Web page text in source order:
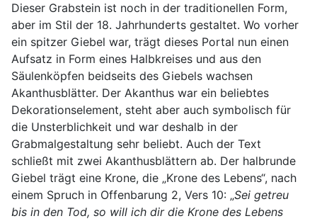
Dieser Grabstein ist noch in der traditionellen Form,
aber im Stil der 18. Jahrhunderts gestaltet. Wo vorher
ein spitzer Giebel war, trägt dieses Portal nun einen
Aufsatz in Form eines Halbkreises und aus den
Säulenköpfen beidseits des Giebels wachsen
Akanthusblätter. Der Akanthus war ein beliebtes
Dekorationselement, steht aber auch symbolisch für
die Unsterblichkeit und war deshalb in der
Grabmalgestaltung sehr beliebt. Auch der Text
schließt mit zwei Akanthusblättern ab. Der halbrunde
Giebel trägt eine Krone, die „Krone des Lebens“, nach
einem Spruch in Offenbarung 2, Vers 10: „Sei getreu
bis in den Tod, so will ich dir die Krone des Lebens